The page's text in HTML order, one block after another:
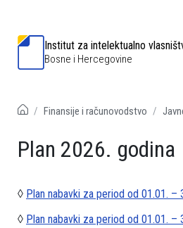
Institut za intelektualno
Bosne i Hercegovine
Finansije i računovodstvo
Plan 2026. godina
◊ Plan nabavki za period od 01.01. –
◊ Plan nabavki za period od 01.01. –